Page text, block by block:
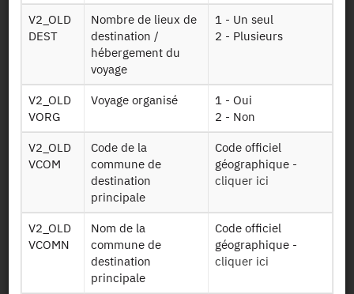
Mobilité
quotidienne,
locale et longue
déplacement
K voy depdet
Mobilité à longue
distance
déplacements
des voyages
détaillés
Mobilité à longue
distance :
voyages des 4
V2_OLD
DEST
Nombre de lieux de
destination /
hébergement du
voyage
1 - Un seul
2 - Plusieurs
V2_OLD
VORG
Voyage organisé
1 - Oui
2 - Non
V2_OLD
VCOM
Code de la
commune de
destination
principale
Code officiel
géographique -
cliquer ici
V2_OLD
VCOMN
Nom de la
commune de
destination
principale
Code officiel
géographique -
cliquer ici